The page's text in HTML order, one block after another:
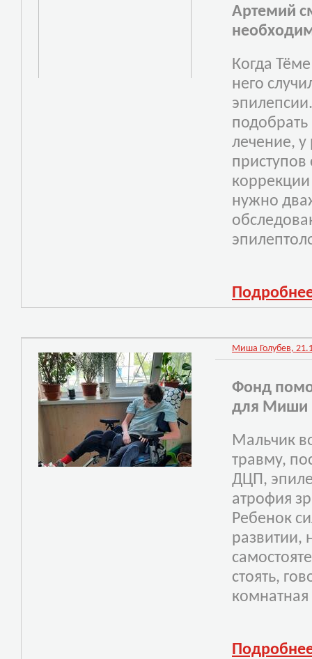
Артемий
Когда
него
лечение,
приступов
нужно
э
Миша Голубев,
Фонд
для Миши
Мальчик
травму,
ДЦП,
атрофия
Ребенок
развитии,
стоять,
комнатная